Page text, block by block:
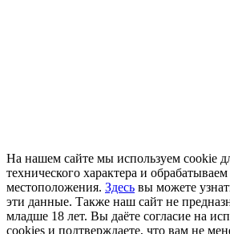
На нашем сайте мы используем cookie
технического характера и
местоположения. Здесь вы можете
эти данные. Также наш сайт не
младше 18 лет. Вы даёте согласие на
cookies и подтверждаете, что вам не